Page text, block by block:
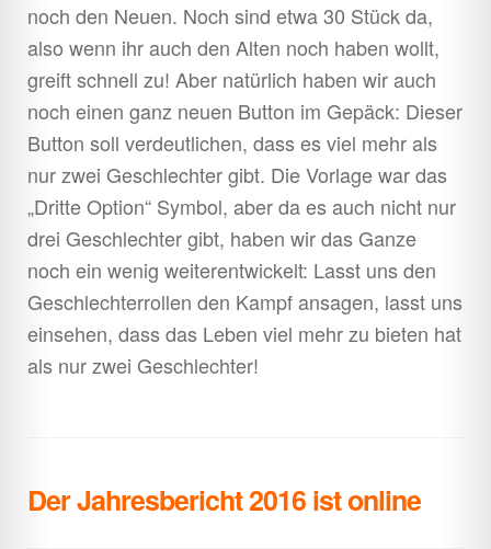
noch den Neuen. Noch sind etwa 30 Stück da,
also wenn ihr auch den Alten noch haben wollt,
greift schnell zu! Aber natürlich haben wir auch
noch einen ganz neuen Button im Gepäck: Dieser
Button soll verdeutlichen, dass es viel mehr als
nur zwei Geschlechter gibt. Die Vorlage war das
„Dritte Option“ Symbol, aber da es auch nicht nur
drei Geschlechter gibt, haben wir das Ganze
noch ein wenig weiterentwickelt: Lasst uns den
Geschlechterrollen den Kampf ansagen, lasst uns
einsehen, dass das Leben viel mehr zu bieten hat
als nur zwei Geschlechter!
Der Jahresbericht 2016 ist online